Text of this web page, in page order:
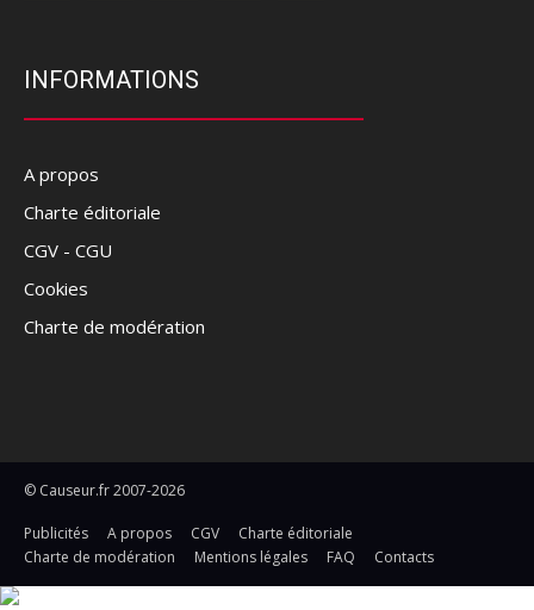
INFORMATIONS
A propos
Charte éditoriale
CGV - CGU
Cookies
Charte de modération
© Causeur.fr 2007-2026
Publicités A propos CGV
Charte éditoriale
Charte de modération
Mentions légales FAQ Contacts